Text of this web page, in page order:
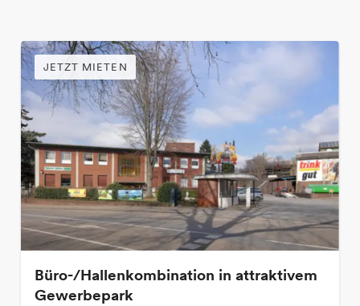
JETZT MIETEN
Büro-/Hallenkombination in attraktivem
Gewerbepark